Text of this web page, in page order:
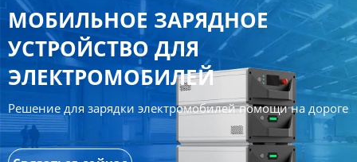
МОБИЛЬНОЕ ЗАРЯДНОЕ
УСТРОЙСТВО ДЛЯ
ЭЛЕКТРОМОБИЛЕЙ
Решение для зарядки электромобилей помощи на дороге